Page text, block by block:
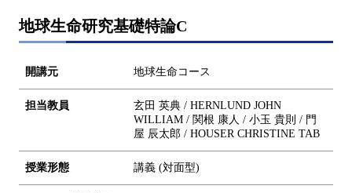
地球生命研究基礎特論C
開講元 地球生命コース
担当教員
玄田 英典 / HERNLUND JOHN
WILLIAM / 関根 康人 / 小玉 貴則 / 門
屋 辰太郎 / HOUSER CHRISTINE TAB
授業形態 講義 (対面型)